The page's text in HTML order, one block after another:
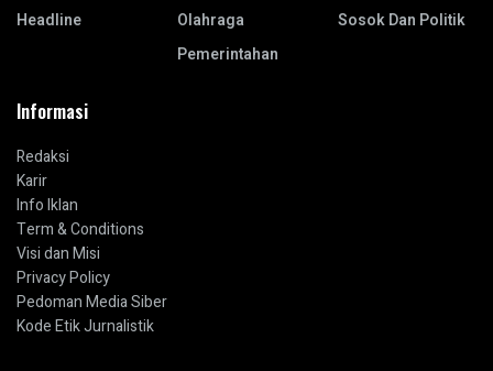
Headline
Olahraga
Pemerintahan
Sosok Dan Politik
Informasi
Redaksi
Karir
Info Iklan
Term & Conditions
Visi dan Misi
Privacy Policy
Pedoman Media Siber
Kode Etik Jurnalistik